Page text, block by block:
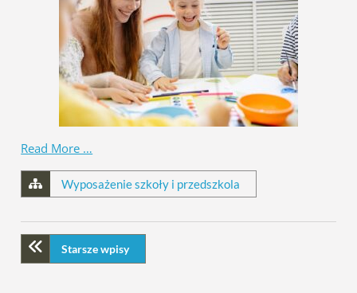
Read More …
Wyposażenie szkoły i przedszkola
Starsze wpisy